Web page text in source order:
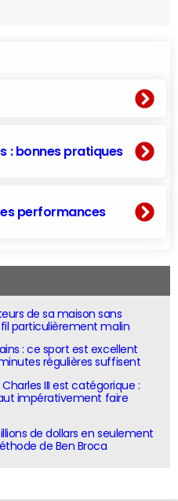
: bonnes pratiques
performances
de sa maison sans
particulièrement malin
: ce sport est excellent
régulières suffisent
III est catégorique :
impérativement faire
de dollars en seulement
de Ben Broca